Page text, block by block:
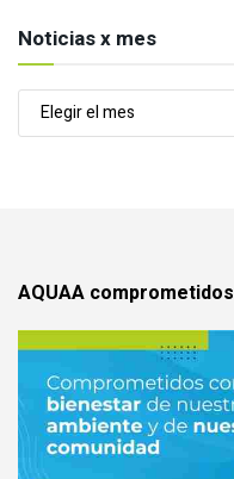
Noticias x mes
Noticias
AQUAA comprometidos